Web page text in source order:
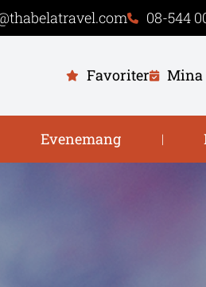
08-544
Favoriter Mina
Evenemang |